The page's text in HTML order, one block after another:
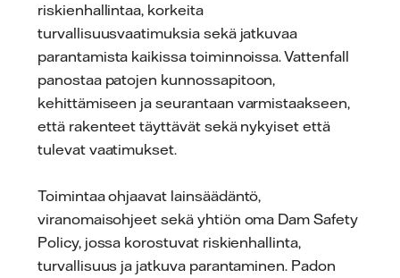
riskienhallintaa, korkeita
turvallisuusvaatimuksia sekä jatkuvaa
parantamista kaikissa toiminnoissa. Vattenfall
panostaa patojen kunnossapitoon,
kehittämiseen ja seurantaan varmistaakseen,
että rakenteet täyttävät sekä nykyiset että
tulevat vaatimukset.
Toimintaa ohjaavat lainsäädäntö,
viranomaisohjeet sekä yhtiön oma Dam Safety
Policy, jossa korostuvat riskienhallinta,
turvallisuus ja jatkuva parantaminen. Padon